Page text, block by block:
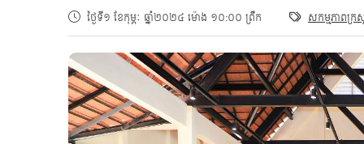
ថ្ងៃទី១ ខែកុម្ភៈ ឆ្នាំ២០២៤ ម៉ោង ១០:០០ ព្រឹក សកម្មភាពក្